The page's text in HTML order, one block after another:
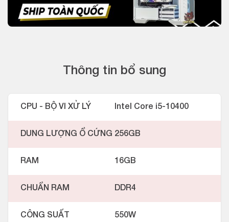
Thông tin bổ sung
CPU - BỘ VI XỬ LÝ Intel Core i5-10400
DUNG LƯỢNG Ổ CỨNG 256GB
RAM 16GB
CHUẨN RAM DDR4
CÔNG SUẤT 550W